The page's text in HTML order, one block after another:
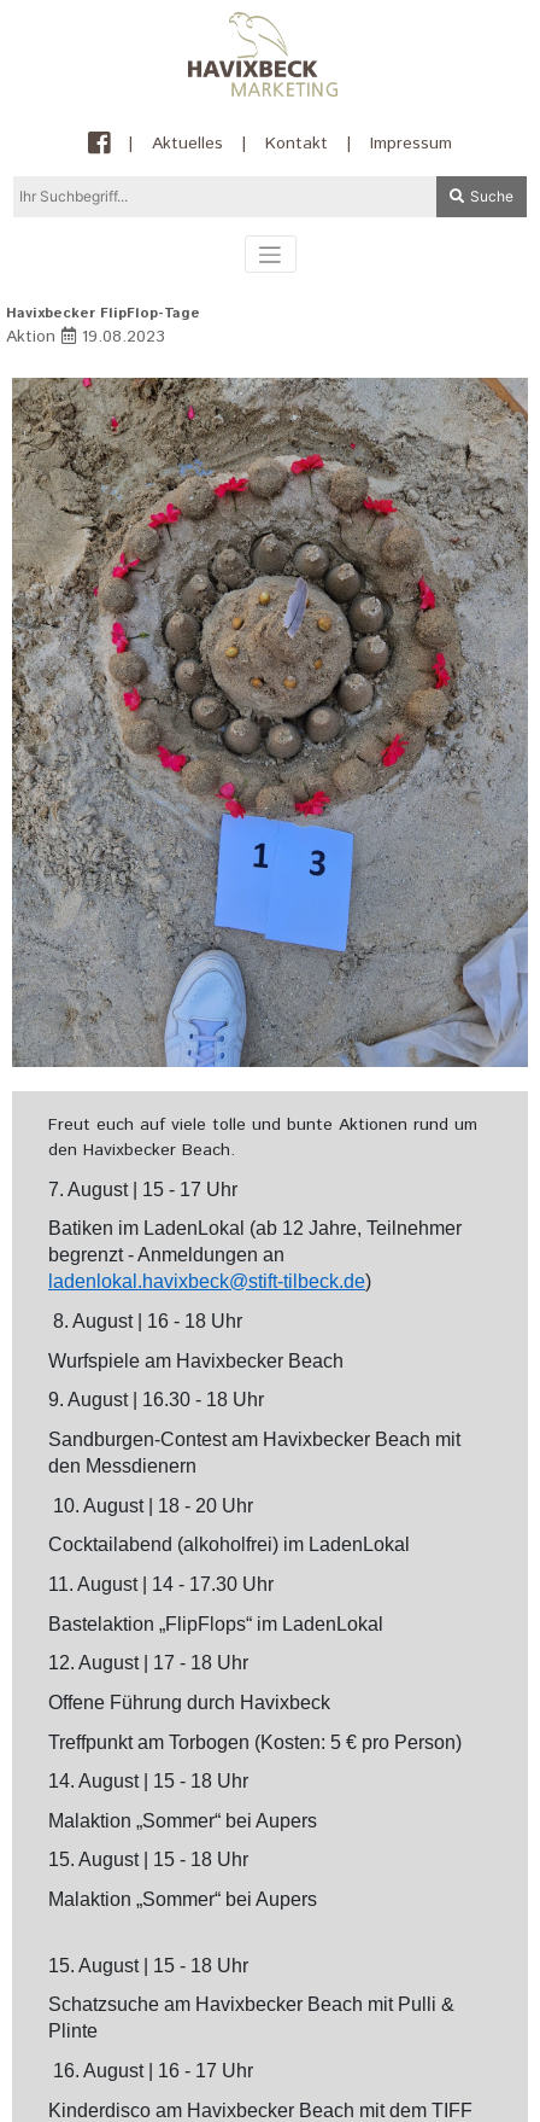
| Aktuelles | Kontakt | Impressum
Suche
Havixbecker FlipFlop-Tage
Aktion 19.08.2023
Freut euch auf viele tolle und bunte Aktionen rund um
den Havixbecker Beach.
7. August | 15 - 17 Uhr
Batiken im LadenLokal (ab 12 Jahre, Teilnehmer
begrenzt - Anmeldungen an
ladenlokal.havixbeck@stift-tilbeck.de)
8. August | 16 - 18 Uhr
Wurfspiele am Havixbecker Beach
9. August | 16.30 - 18 Uhr
Sandburgen-Contest am Havixbecker Beach mit
den Messdienern
10. August | 18 - 20 Uhr
Cocktailabend (alkoholfrei) im LadenLokal
11. August | 14 - 17.30 Uhr
Bastelaktion „FlipFlops“ im LadenLokal
12. August | 17 - 18 Uhr
Offene Führung durch Havixbeck
Treffpunkt am Torbogen (Kosten: 5 € pro Person)
14. August| 15 - 18 Uhr
Malaktion „Sommer“ bei Aupers
15. August| 15 - 18 Uhr
Malaktion „Sommer“ bei Aupers
15. August| 15 - 18 Uhr
Schatzsuche am Havixbecker Beach mit Pulli &
Plinte
16. August| 16 - 17 Uhr
Kinderdisco am Havixbecker Beach mit dem TIFF